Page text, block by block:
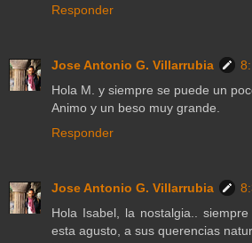
Responder
Jose Antonio G. Villarrubia
Hola M. y siempre se puede un
Animo y un beso muy grande.
Responder
Jose Antonio G. Villarrubia
Hola Isabel, la nostalgia..
esta agusto, a sus querencias